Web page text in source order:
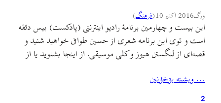
ورگ2016 اکتبر 10 (فرهنگ)
این بیست و چهارمین برنامهٔ رادیو اینترنتی (پادکست) بیس دئقه
است و توی این برنامه شعری از حسین طوافی خواهید شنید و
قصه‌ای از لنگستن هیوز و کلی موسیقی. از اینجا بشنوید یا از
می‌شنوید: – گۊلˇ بارؤن (فدئنه قدئنه) با صدای علی نوری –
…
… ويشته بۊخؤنين
2